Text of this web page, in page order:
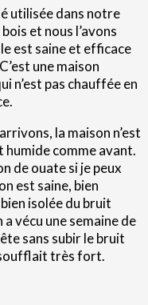
utilisée dans notre
et nous l’avons
est saine et efficace
une maison
n’est pas chauffée en
la maison n’est
humide comme avant.
de ouate si je peux
est saine, bien
isolée du bruit
vécu une semaine de
sans subir le bruit
très fort.